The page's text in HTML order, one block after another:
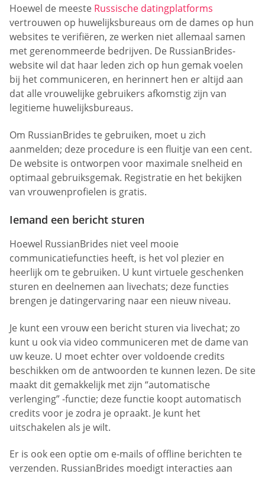
Hoewel de meeste Russische datingplatforms
vertrouwen op huwelijksbureaus om de dames op hun
websites te verifiëren, ze werken niet allemaal samen
met gerenommeerde bedrijven. De RussianBrides-
website wil dat haar leden zich op hun gemak voelen
bij het communiceren, en herinnert hen er altijd aan
dat alle vrouwelijke gebruikers afkomstig zijn van
legitieme huwelijksbureaus.
Om RussianBrides te gebruiken, moet u zich
aanmelden; deze procedure is een fluitje van een cent.
De website is ontworpen voor maximale snelheid en
optimaal gebruiksgemak. Registratie en het bekijken
van vrouwenprofielen is gratis.
Iemand een bericht sturen
Hoewel RussianBrides niet veel mooie
communicatiefuncties heeft, is het vol plezier en
heerlijk om te gebruiken. U kunt virtuele geschenken
sturen en deelnemen aan livechats; deze functies
brengen je datingervaring naar een nieuw niveau.
Je kunt een vrouw een bericht sturen via livechat; zo
kunt u ook via video communiceren met de dame van
uw keuze. U moet echter over voldoende credits
beschikken om de antwoorden te kunnen lezen. De site
maakt dit gemakkelijk met zijn “automatische
verlenging” -functie; deze functie koopt automatisch
credits voor je zodra je opraakt. Je kunt het
uitschakelen als je wilt.
Er is ook een optie om e-mails of offline berichten te
verzenden. RussianBrides moedigt interacties aan